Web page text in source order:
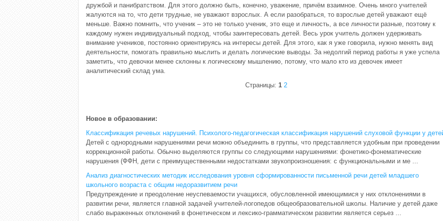
дружбой и панибратством. Для этого должно быть, конечно, уважение, причём взаимное. Очень много учителей
жалуются на то, что дети трудные, не уважают взрослых. А если разобраться, то взрослые детей уважают ещё
меньше. Важно помнить, что ученик – это не только ученик, это еще и личность, а все личности разные, поэтому к
каждому нужен индивидуальный подход, чтобы заинтересовать детей. Весь урок учитель должен удерживать
внимание учеников, постоянно ориентируясь на интересы детей. Для этого, как я уже говорила, нужно менять вид
деятельности, помогать правильно мыслить и делать логические выводы. За недолгий период работы я уже успела
заметить, что девочки менее склонны к логическому мышлению, потому, что мало кто из девочек имеет
аналитический склад ума.
Страницы: 1 2
Новое в образовании:
Классификация речевых нарушений. Психолого-педагогическая классификация нарушений слуховой функции у
Детей с однородными нарушениями речи можно объединить в группы, что представляется удобным при проведении
коррекционной работы. Обычно выделяются группы со следующими нарушениями: фонетико-фонематические
нарушения (ФФН, дети с преимущественными недостатками звукопроизношения: с функциональными и ме ...
Анализ диагностических методик исследования уровня сформированности письменной речи детей младшего
школьного возраста с общим недоразвитием речи
Предупреждение и преодоление неуспеваемости учащихся, обусловленной имеющимися у них отклонениями в
развитии речи, является главной задачей учителей-логопедов общеобразовательной школы. Наличие у детей даже
слабо выраженных отклонений в фонетическом и лексико-грамматическом развитии является серьез ...